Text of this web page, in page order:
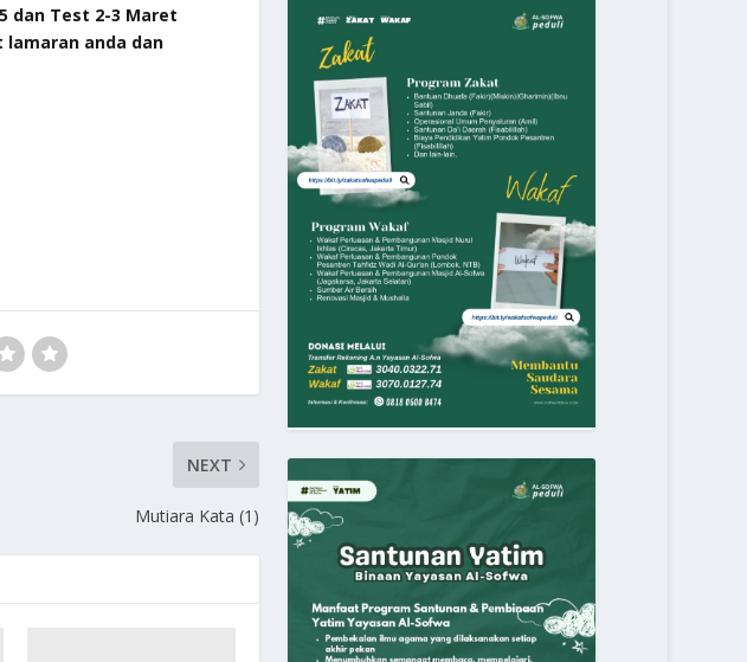
dan Test 2-3 Maret
lamaran anda dan
NEXT
Mutiara Kata (1)